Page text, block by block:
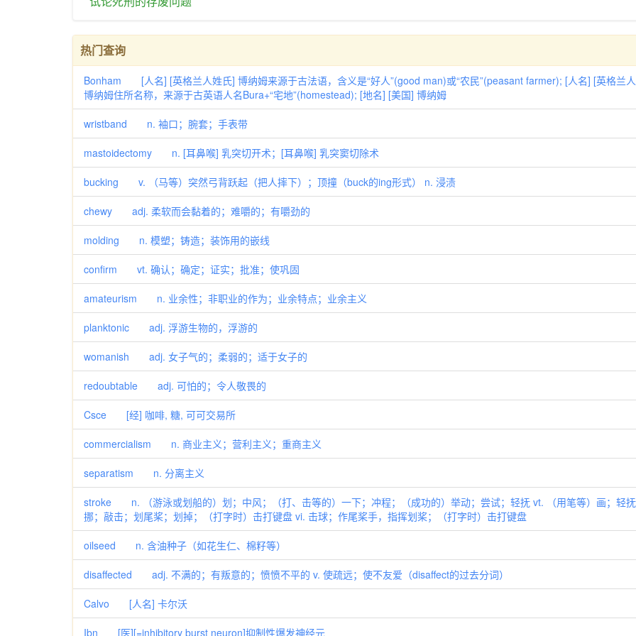
热门查询
Bonham [人名] [英格兰人姓氏] 博纳姆来源于古法语，含义是“好人”(good man)或“农民”(peasant farmer); [人名] [英格兰
博纳姆住所名称，来源于古英语人名Bura+“宅地”(homestead); [地名] [美国] 博纳姆
wristband n. 袖口；腕套；手表带
mastoidectomy n. [耳鼻喉] 乳突切开术；[耳鼻喉] 乳突窦切除术
bucking v. （马等）突然弓背跃起（把人摔下）；顶撞（buck的ing形式） n. 浸渍
chewy adj. 柔软而会黏着的；难嚼的；有嚼劲的
molding n. 模塑；铸造；装饰用的嵌线
confirm vt. 确认；确定；证实；批准；使巩固
amateurism n. 业余性；非职业的作为；业余特点；业余主义
planktonic adj. 浮游生物的，浮游的
womanish adj. 女子气的；柔弱的；适于女子的
redoubtable adj. 可怕的；令人敬畏的
Csce [经] 咖啡, 糖, 可可交易所
commercialism n. 商业主义；营利主义；重商主义
separatism n. 分离主义
stroke n. （游泳或划船的）划；中风；（打、击等的）一下；冲程；（成功的）举动；尝试；轻抚 vt. （用笔等）画；轻
挪；敲击；划尾桨；划掉；（打字时）击打键盘 vi. 击球；作尾桨手，指挥划桨；（打字时）击打键盘
oilseed n. 含油种子（如花生仁、棉籽等）
disaffected adj. 不满的；有叛意的；愤愤不平的 v. 使疏远；使不友爱（disaffect的过去分词）
Calvo [人名] 卡尔沃
Ibn [医][=inhibitory burst neuron]抑制性爆发神经元